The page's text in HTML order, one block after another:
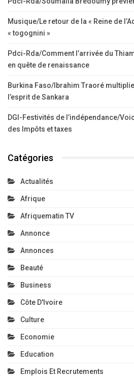
Musique/Le retour de la « Reine de
« togognini »
Pdci-Rda/Comment l’arrivée du
en quête de renaissance
Burkina Faso/Ibrahim Traoré
l’esprit de Sankara
DGI-Festivités de l’indépendance/
des Impôts et taxes
Catégories
Actualités
Afrique
Afriquematin TV
Annonce
Annonces
Beauté
Business
Côte D'Ivoire
Culture
Economie
Education
Emplois Et Recrutements